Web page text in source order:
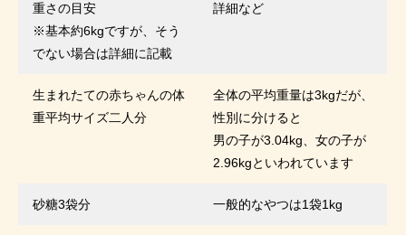
重さの目安
※基本約6kgですが、そう
でない場合は詳細に記載
詳細など
生まれたての赤ちゃんの体
重平均サイズ二人分
全体の平均重量は3kgだが、
性別に分けると
男の子が3.04kg、女の子が
2.96kgといわれています
砂糖3袋分 一般的なやつは1袋1kg